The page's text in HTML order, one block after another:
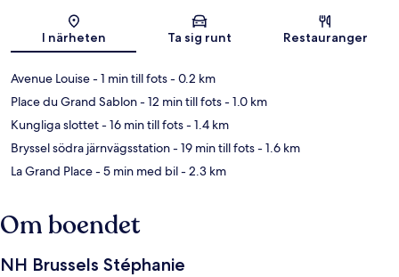
Karta
I närheten Ta sig runt Restauranger
Avenue Louise- 1 min till fots- 0.2 km
Place du Grand Sablon- 12 min till fots- 1.0 km
Kungliga slottet- 16 min till fots- 1.4 km
Bryssel södra järnvägsstation- 19 min till fots- 1.6 km
La Grand Place- 5 min med bil- 2.3 km
Om boendet
NH Brussels Stéphanie